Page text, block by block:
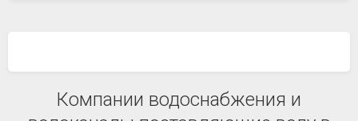
Компании водоснабжения и